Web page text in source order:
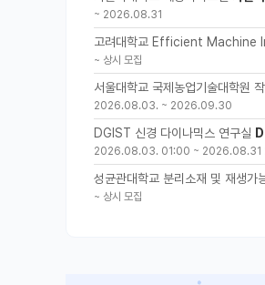
~ 2026.08.31
고려대학교 Efficient Machine
~ 상시 모집
서울대학교 국제농업기술대학원
2026.08.03. ~ 2026.09.30
DGIST 신경 다이나믹스 연구실
2026.08.03. 01:00 ~ 2026.08.31
성균관대학교 분리소재 및 재생
~ 상시 모집